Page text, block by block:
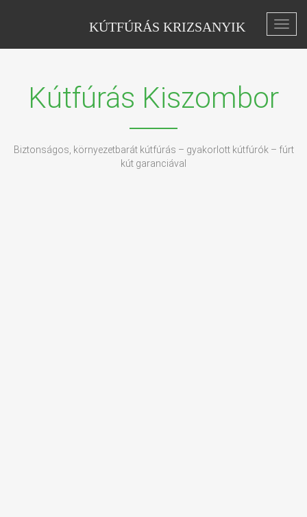
KÚTFÚRÁS KRIZSANYIK
Kútfúrás Kiszombor
Biztonságos, környezetbarát kútfúrás – gyakorlott kútfúrók – fúrt
kút garanciával